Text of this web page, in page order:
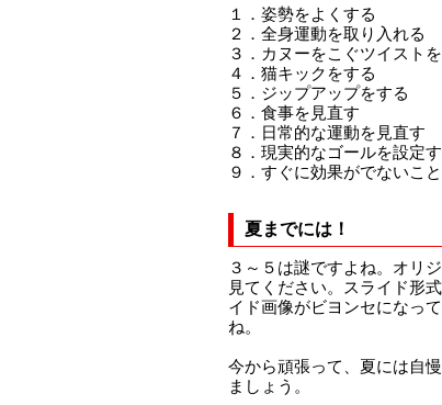
１．姿勢をよくする
２．全身運動を取り入れる
３．カヌーをこぐツイスト
４．猫キックをする
５．ジップアップをする
６．食事を見直す
７．日常的な運動を見直す
８．現実的なゴールを設定
９．すぐに効果がでないこ
夏までには！
３～５は謎ですよね。オリ
見てください。スライド形
イド画像がビヨンセになっ
ね。
今から頑張って、夏には自
ましょう。